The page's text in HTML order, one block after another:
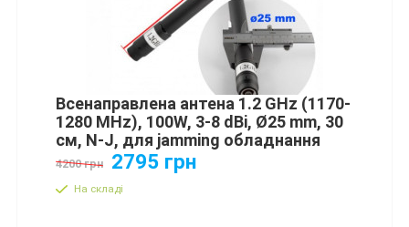
Всенаправлена антена 1.2 GHz (1170-
1280 MHz), 100W, 3-8 dBi, Ø25 mm, 30
см, N-J, для jamming обладнання
4200 грн 2795 грн
На складі